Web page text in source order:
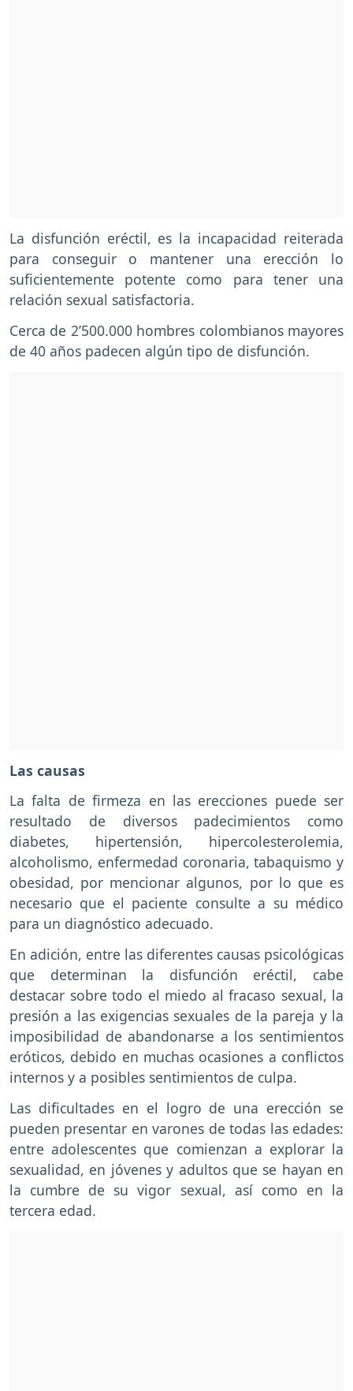
La disfunción eréctil, es la incapacidad reiterada
para conseguir o mantener una erección lo
suficientemente potente como para tener una
relación sexual satisfactoria.
Cerca de 2’500.000 hombres colombianos mayores
de 40 años padecen algún tipo de disfunción.
Las causas
La falta de firmeza en las erecciones puede ser
resultado de diversos padecimientos como
diabetes, hipertensión, hipercolesterolemia,
alcoholismo, enfermedad coronaria, tabaquismo y
obesidad, por mencionar algunos, por lo que es
necesario que el paciente consulte a su médico
para un diagnóstico adecuado.
En adición, entre las diferentes causas psicológicas
que determinan la disfunción eréctil, cabe
destacar sobre todo el miedo al fracaso sexual, la
presión a las exigencias sexuales de la pareja y la
imposibilidad de abandonarse a los sentimientos
eróticos, debido en muchas ocasiones a conflictos
internos y a posibles sentimientos de culpa.
Las dificultades en el logro de una erección se
pueden presentar en varones de todas las edades:
entre adolescentes que comienzan a explorar la
sexualidad, en jóvenes y adultos que se hayan en
la cumbre de su vigor sexual, así como en la
tercera edad.